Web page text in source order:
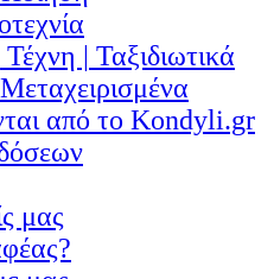
| Ταξιδιωτικά
από το Kondyli.gr
μας